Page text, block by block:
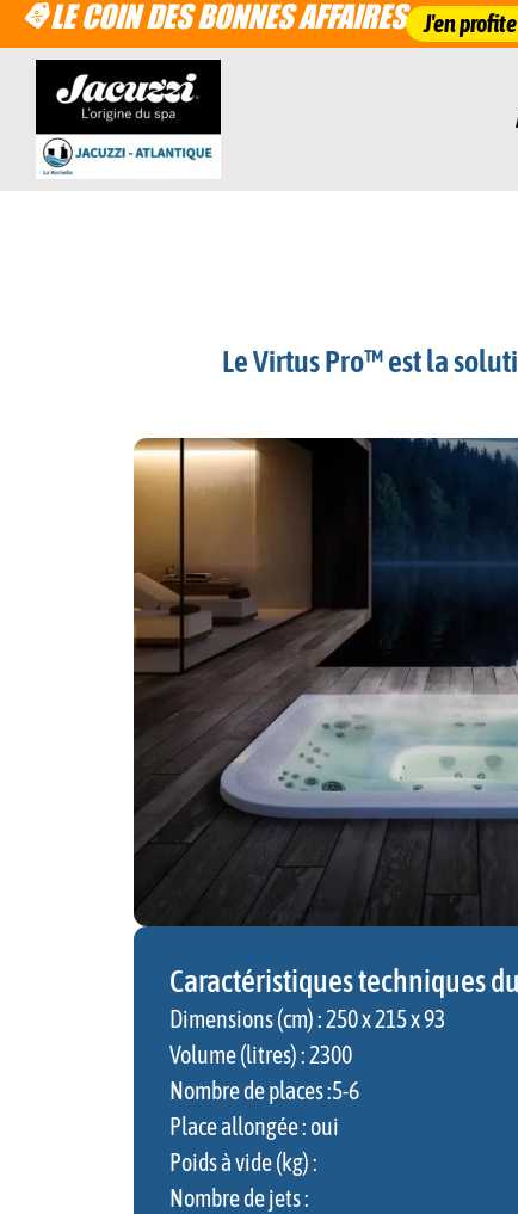
LE COIN DES BONNES AFFAIRES J'en profite
Le Virtus Pro™ est la
Caractéristiques techniques du
Dimensions (cm) : 250 x 215 x 93
Volume (litres) : 2300
Nombre de places :5-6
Place allongée : oui
Poids à vide (kg) :
Nombre de jets :